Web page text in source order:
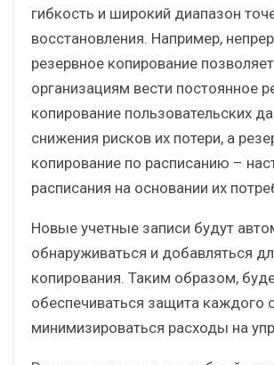
гибкость и широкий диапазон
восстановления. Например,
резервное копирование позволяет
организациям вести постоянное
копирование пользовательских
снижения рисков их потери, а
копирование по расписанию –
расписания на основании их
Новые учетные записи будут
обнаруживаться и добавляться
копирования. Таким образом,
обеспечиваться защита каждого
минимизироваться расходы на